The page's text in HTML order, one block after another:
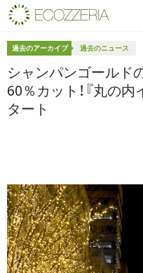
過去のアーカイブ 過去のニュース
シャンパンゴールド
60％カット！『丸の
タート